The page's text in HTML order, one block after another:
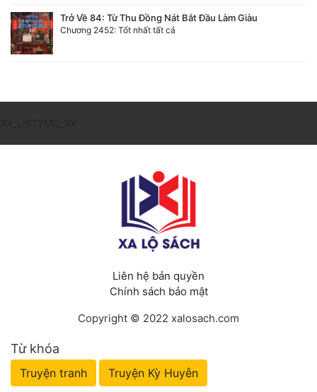
Trở Về 84: Từ Thu Đồng Nát Bắt Đầu Làm Giàu
Chương 2452: Tốt nhất tất cả
Liên hệ bản quyền
Chính sách bảo mật
Copyright © 2022 xalosach.com
Từ khóa
Truyện tranh Truyện Kỳ Huyễn